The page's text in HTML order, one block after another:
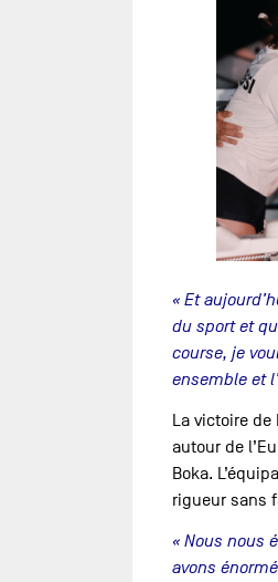
« Et
du sport et
course, je
ensemble et
La victoire de
autour de
Boka.
rigueur sans
« Nous nous
avons